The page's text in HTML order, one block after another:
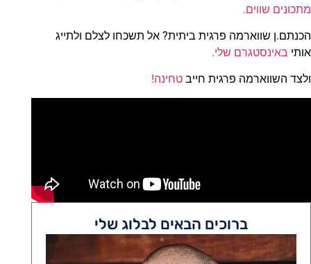
ברוכים הבאים לבלוג שלי
מתכונים שווים.
הכנתם.ן שווארמה פרגית ביתית? אל תשכחו לצלם ולתייג
אותי באינסטגרם שלי.
ולצד השווארמה פרגית חייב טחינה!